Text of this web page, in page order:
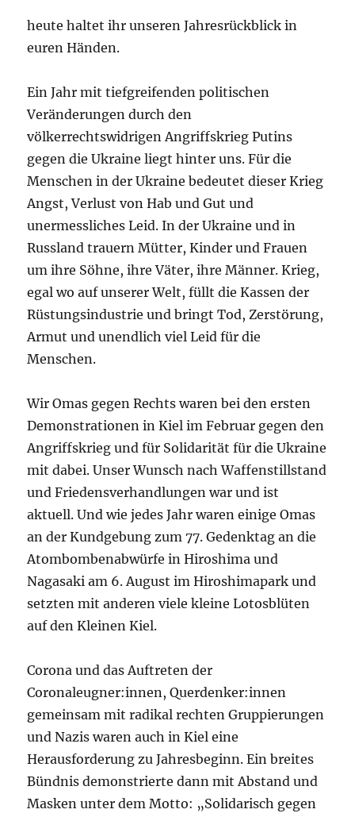
heute haltet ihr unseren Jahresrückblick in
euren Händen.
Ein Jahr mit tiefgreifenden politischen
Veränderungen durch den
völkerrechtswidrigen Angriffskrieg Putins
gegen die Ukraine liegt hinter uns. Für die
Menschen in der Ukraine bedeutet dieser Krieg
Angst, Verlust von Hab und Gut und
unermessliches Leid. In der Ukraine und in
Russland trauern Mütter, Kinder und Frauen
um ihre Söhne, ihre Väter, ihre Männer. Krieg,
egal wo auf unserer Welt, füllt die Kassen der
Rüstungsindustrie und bringt Tod, Zerstörung,
Armut und unendlich viel Leid für die
Menschen.
Wir Omas gegen Rechts waren bei den ersten
Demonstrationen in Kiel im Februar gegen den
Angriffskrieg und für Solidarität für die Ukraine
mit dabei. Unser Wunsch nach Waffenstillstand
und Friedensverhandlungen war und ist
aktuell. Und wie jedes Jahr waren einige Omas
an der Kundgebung zum 77. Gedenktag an die
Atombombenabwürfe in Hiroshima und
Nagasaki am 6. August im Hiroshimapark und
setzten mit anderen viele kleine Lotosblüten
auf den Kleinen Kiel.
Corona und das Auftreten der
Coronaleugner:innen, Querdenker:innen
gemeinsam mit radikal rechten Gruppierungen
und Nazis waren auch in Kiel eine
Herausforderung zu Jahresbeginn. Ein breites
Bündnis demonstrierte dann mit Abstand und
Masken unter dem Motto: „Solidarisch gegen